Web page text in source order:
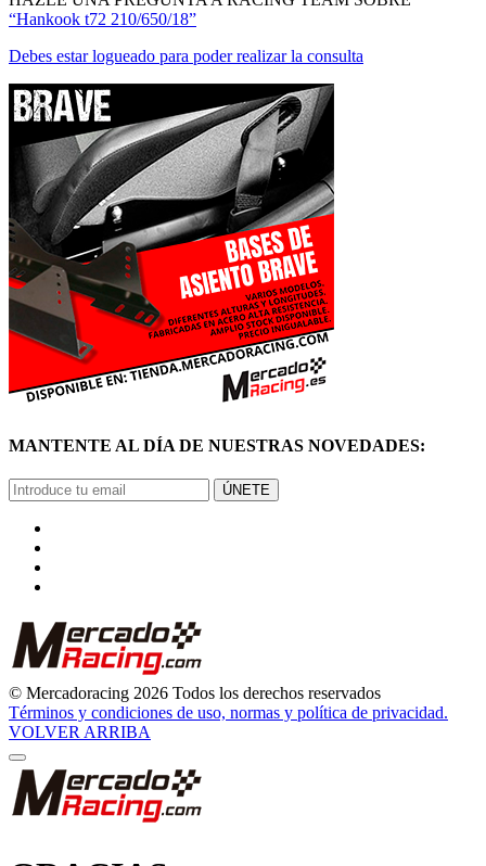
Debes estar logueado para poder realizar la consulta
© Mercadoracing 2026 Todos los derechos reservados
Términos y condiciones de uso, normas y política de privacidad.
VOLVER ARRIBA